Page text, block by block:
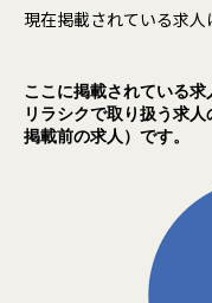
現在掲載されている求人
ここに掲載されている求
リラシクで取り扱う求
掲載前の求人）です。